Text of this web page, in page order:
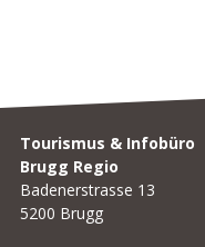
Footer
Tourismus & Infobüro
Brugg Regio
Badenerstrasse 13
5200 Brugg